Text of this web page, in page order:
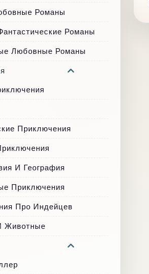
Романы
Романы
Любовные Романы
Приключения
И География
Приключения
Про Индейцев
Животные